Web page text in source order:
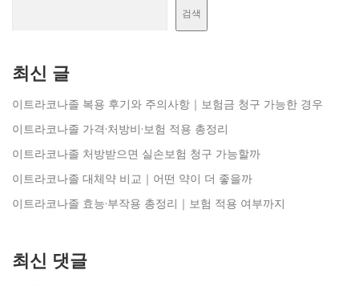
검색
최신 글
이트라코나졸 복용 후기와 주의사항｜보험금 청구 가능한 경우
이트라코나졸 가격·처방비·보험 적용 총정리
이트라코나졸 처방받으면 실손보험 청구 가능할까
이트라코나졸 대체약 비교｜어떤 약이 더 좋을까
이트라코나졸 효능·부작용 총정리｜보험 적용 여부까지
최신 댓글